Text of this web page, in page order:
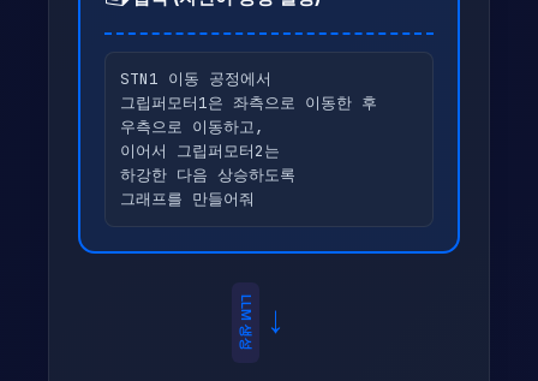
STN1 이동 공정에서
그립퍼모터1은 좌측으로 이동한 후
우측으로 이동하고,
이어서 그립퍼모터2는
하강한 다음 상승하도록
그래프를 만들어줘
→
LLM 생성